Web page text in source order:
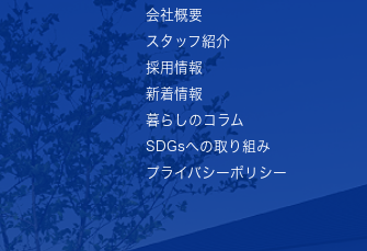
会社概要
スタッフ紹介
採用情報
新着情報
暮らしのコラム
SDGsへの取り組み
プライバシーポリシー